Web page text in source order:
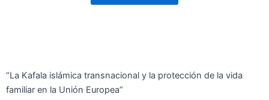
“La Kafala islámica transnacional y la protección de la vida
familiar en la Unión Europea”